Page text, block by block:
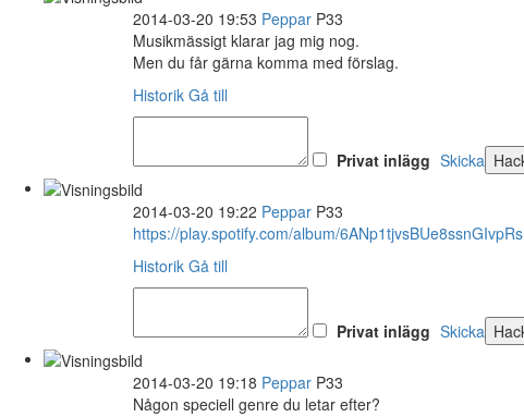
2014-03-20 19:53 Peppar P33
Musikmässigt klarar jag mig nog.
Men du får gärna komma med förslag.
Historik Gå till
Privat inlägg Skicka
2014-03-20 19:22 Peppar P33
https://play.spotify.com/album/6ANp1tjvsBUe8ssnGIvpRs
Historik Gå till
Privat inlägg Skicka
2014-03-20 19:18 Peppar P33
Någon speciell genre du letar efter?